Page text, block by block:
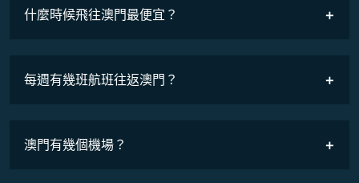
什麼時候飛往澳門最便宜？
COSMILE會員
每週有幾班航班往返澳門？
澳門有幾個機場？